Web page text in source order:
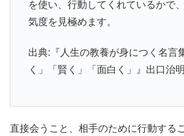
を使い、行動してくれているかで
気度を見極めます。
出典:『人生の教養が身につく名
く」「賢く」「面白く」』出口治
直接会うこと、相手のために行動する